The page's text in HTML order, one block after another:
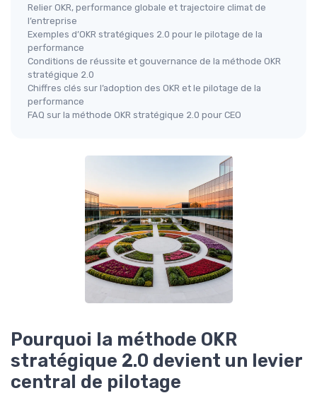
Relier OKR, performance globale et trajectoire climat de
l’entreprise
Exemples d’OKR stratégiques 2.0 pour le pilotage de la
performance
Conditions de réussite et gouvernance de la méthode OKR
stratégique 2.0
Chiffres clés sur l’adoption des OKR et le pilotage de la
performance
FAQ sur la méthode OKR stratégique 2.0 pour CEO
Pourquoi la méthode OKR
stratégique 2.0 devient un levier
central de pilotage